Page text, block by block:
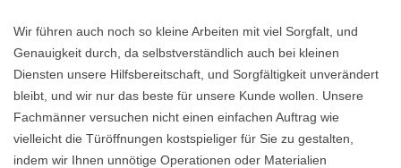
Wir führen auch noch so kleine Arbeiten mit viel Sorgfalt, und
Genauigkeit durch, da selbstverständlich auch bei kleinen
Diensten unsere Hilfsbereitschaft, und Sorgfältigkeit unverändert
bleibt, und wir nur das beste für unsere Kunde wollen. Unsere
Fachmänner versuchen nicht einen einfachen Auftrag wie
vielleicht die Türöffnungen kostspieliger für Sie zu gestalten,
indem wir Ihnen unnötige Operationen oder Materialien